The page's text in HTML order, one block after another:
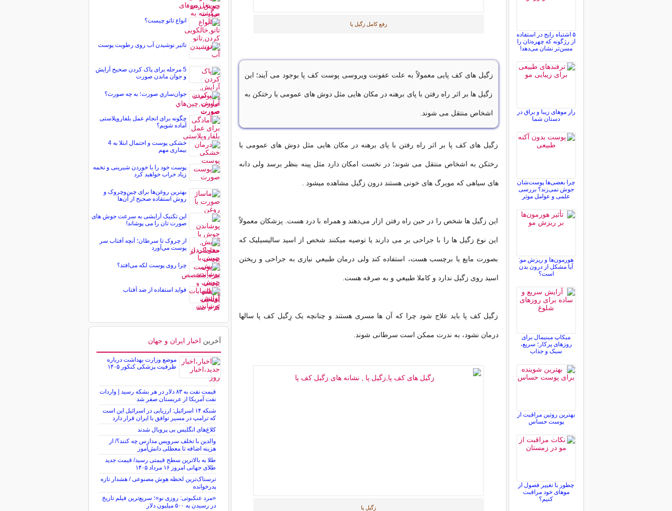
رفع کامل زگیل پا
زگیل های کف پایی معمولاً به علت عفونت ویروسی پوست کف پا بوجود می آیند؛ این
زگیل ها بر اثر راه رفتن با پای برهنه در مکان هایی مثل دوش های عمومی یا رختکن به
اشخاص منتقل می شوند.
زگیل های کف پا بر اثر راه رفتن با پای برهنه در مکان هایی مثل دوش های عمومی یا
رختکن به اشخاص منتقل می شوند؛ در نخست امکان دارد مثل پینه بنظر برسد ولی دانه
های سیاهی که مويرگ های خونی هستند درون زگیل مشاهده ميشود .
این زگیل ها شخص را در حین راه رفتن ازار می‌دهند و همراه با درد هست. پزشکان معمولاً
این نوع زگیل ها را با جراحی بر می دارند یا توصیه ميکنند شخص از اسید سالیسیلیک که
بصورت مایع یا برچسب هست، استفاده کند ولی درمان طبيعي نیازی به جراحی و ریختن
اسید روی زگیل ندارد و کاملا طبيعي و به صرفه هست.
زگیل کف پا باید علاج شود چرا که آن ها مسری هستند و چنانچه یک زِگیل کف پا سالها
درمان نشود، به ندرت ممکن است سرطانی شوند.
زگیل پا
۵ اشتباه رایج در استفاده
از رژگونه که چهره‌تان را
مسن‌تر نشان می‌دهد!
راز موهای زیبا و براق در
دستان شما
چرا بعضی‌ها پوست‌شان
جوش نمی‌زند؟ بررسی
علمی و عوامل موثر
هورمون‌ها و ریزش مو:
آیا مشکل از درون بدن
است؟
میکاپ مینیمال برای
روزهای پرکار؛ سریع،
سبک و جذاب
بهترین روتین مراقبت از
پوست حساس
چطور با تغییر فصول از
موهای خود مراقبت
کنیم؟
انواع تاتو چیست؟
تاثیر نوشیدن آب روی رطوبت پوست
5 مرحله برای پاک کردن صحیح آرایش
و جوان ماندن صورت
جوان‌سازي صورت؛ به چه صورت؟
چگونه برای انجام عمل بلفاروپلاستی
آماده شویم؟
خشکی پوست و احتمال ابتلا به 4
بیماری مهم
پوست خود را با خوردن شیرینی و تخمه
زیاد خراب خواهید کرد
بهترین روغن‌ها برای چین‌وچروک و
روش استفاده صحیح از آن‌ها
این تکنیک آرایشی به سرعت جوش های
صورت تان را می پوشاند!
از چروک تا سرطان؛ آنچه آفتاب سر
پوست می‌آورد
چرا روی پوست لکه می‌افتد؟
فواید استفاده از ضد آفتاب
آخرین اخبار ایران و جهان
موضع وزارت بهداشت درباره
ظرفیت پزشکی کنکور ۱۴۰۵
قیمت نفت به ۸۳ دلار در هر بشکه رسید | واردات
نفت آمریکا از عربستان صفر شد
شبکه ۱۴ اسرائیل: ارزیابی در اسرائیل این است
که ترامپ در مسیر توافق با ایران قرار دارد
کلاغ‌های انگلیس بی پروبال شدند
والدین با تخلف سرویس مدارس چه کنند؟/ از
هزینه اضافه تا معطلی دانش‌آموز
طلا به بالاترین سطح قیمتی رسید/ قیمت جدید
طلای جهانی امروز ۱۶ مرداد ۱۴۰۵
ترسناک‌ترین لحظه هوش مصنوعی / هشدار تازه
پدرخوانده
«مرد عنکبوتی: روزی نو»؛ سریع‌ترین فیلم تاریخ
در رسیدن به ۵۰۰ میلیون دلار